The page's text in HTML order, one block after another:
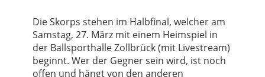
Die Skorps stehen im Halbfinal, welcher am
Samstag, 27. März mit einem Heimspiel in
der Ballsporthalle Zollbrück (mit Livestream)
beginnt. Wer der Gegner sein wird, ist noch
offen und hängt von den anderen